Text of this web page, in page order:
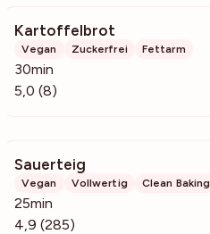
Kartoffelbrot
Vegan Zuckerfrei Fettarm
30min
5,0 (8)
Sauerteig
Vegan Vollwertig Clean Baking
25min
4,9 (285)